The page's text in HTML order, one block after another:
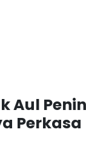
Aul
Perkasa